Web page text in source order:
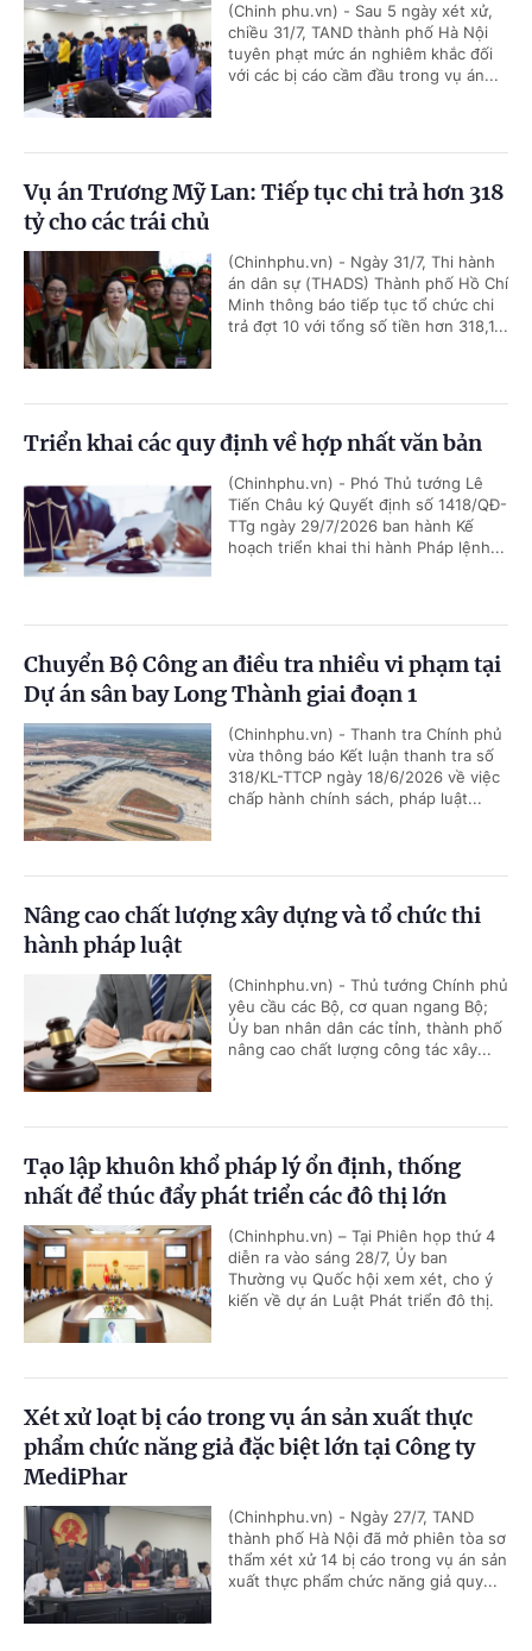
(Chinh phu.vn) - Sau 5 ngày xét xử,
chiều 31/7, TAND thành phố Hà Nội
tuyên phạt mức án nghiêm khắc đối
với các bị cáo cầm đầu trong vụ án...
Vụ án Trương Mỹ Lan: Tiếp tục chi trả hơn 318
tỷ cho các trái chủ
(Chinhphu.vn) - Ngày 31/7, Thi hành
án dân sự (THADS) Thành phố Hồ Chí
Minh thông báo tiếp tục tổ chức chi
trả đợt 10 với tổng số tiền hơn 318,1...
Triển khai các quy định về hợp nhất văn bản
(Chinhphu.vn) - Phó Thủ tướng Lê
Tiến Châu ký Quyết định số 1418/QĐ-
TTg ngày 29/7/2026 ban hành Kế
hoạch triển khai thi hành Pháp lệnh...
Chuyển Bộ Công an điều tra nhiều vi phạm tại
Dự án sân bay Long Thành giai đoạn 1
(Chinhphu.vn) - Thanh tra Chính phủ
vừa thông báo Kết luận thanh tra số
318/KL-TTCP ngày 18/6/2026 về việc
chấp hành chính sách, pháp luật...
Nâng cao chất lượng xây dựng và tổ chức thi
hành pháp luật
(Chinhphu.vn) - Thủ tướng Chính phủ
yêu cầu các Bộ, cơ quan ngang Bộ;
Ủy ban nhân dân các tỉnh, thành phố
nâng cao chất lượng công tác xây...
Tạo lập khuôn khổ pháp lý ổn định, thống
nhất để thúc đẩy phát triển các đô thị lớn
(Chinhphu.vn) – Tại Phiên họp thứ 4
diễn ra vào sáng 28/7, Ủy ban
Thường vụ Quốc hội xem xét, cho ý
kiến về dự án Luật Phát triển đô thị.
Xét xử loạt bị cáo trong vụ án sản xuất thực
phẩm chức năng giả đặc biệt lớn tại Công ty
MediPhar
(Chinhphu.vn) - Ngày 27/7, TAND
thành phố Hà Nội đã mở phiên tòa sơ
thẩm xét xử 14 bị cáo trong vụ án sản
xuất thực phẩm chức năng giả quy...